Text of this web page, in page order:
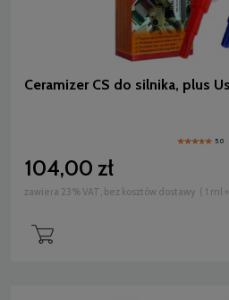
Ceramizer CS do silnika, plus
5.0
104,00 zł
zawiera 23% VAT, bez kosztów dostawy ( 1 ml